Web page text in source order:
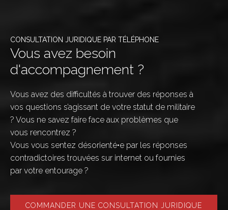
CONSULTATION JURIDIQUE PAR TÉLÉPHONE
Vous avez besoin
d'accompagnement ?
Vous avez des difficultés à trouver des réponses à
vos questions s’agissant de votre statut de militaire
? Vous ne savez faire face aux problèmes que
vous rencontrez ?
Vous vous sentez désorienté•e par les réponses
contradictoires trouvées sur internet ou fournies
par votre entourage ?
COMMANDER UNE CONSULTATION JURIDIQUE